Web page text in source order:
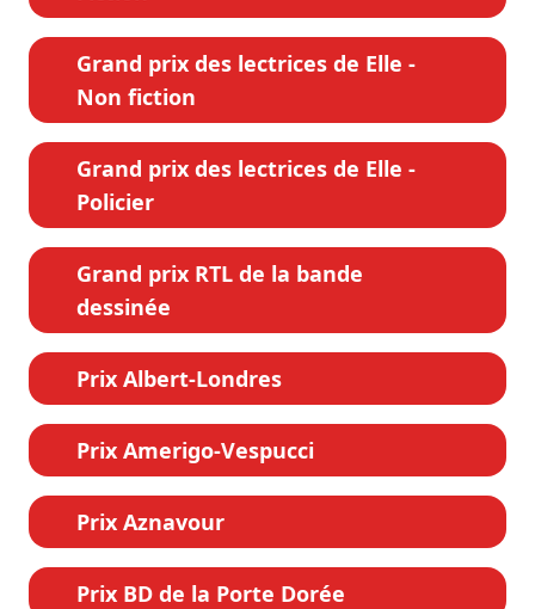
Grand prix des lectrices de Elle -
Non fiction
Grand prix des lectrices de Elle -
Policier
Grand prix RTL de la bande
dessinée
Prix Albert-Londres
Prix Amerigo-Vespucci
Prix Aznavour
Prix BD de la Porte Dorée